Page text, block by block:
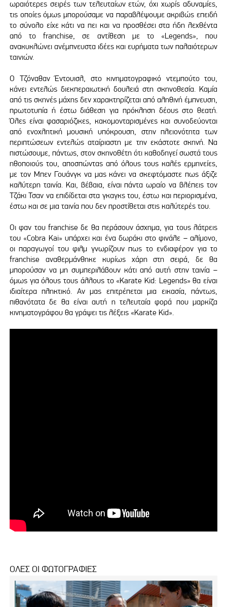
ωραιότερες σειρές των τελευταίων ετών, όχι χωρίς αδυναμίες,
τις οποίες όμως μπορούσαμε να παραβλέψουμε ακριβώς επειδή
το σύνολο είχε κάτι να πει και να προσθέσει στα ήδη λεχθέντα
από το franchise, σε αντίθεση με το «Legends», που
ανακυκλώνει ανέμπνευστα ιδέες και ευρήματα των παλαιότερων
ταινιών.
Ο Τζόναθαν Έντουισλ, στο κινηματογραφικό ντεμπούτο του,
κάνει εντελώς διεκπεραιωτική δουλειά στη σκηνοθεσία. Καμία
από τις σκηνές μάχης δεν χαρακτηρίζεται από αληθινή έμπνευση,
πρωτοτυπία ή έστω διάθεση για πρόκληση δέους στο θεατή.
Όλες είναι φασαριόζικες, κακομονταρισμένες και συνοδεύονται
από ενοχλητική μουσική υπόκρουση, στην πλειονότητα των
περιπτώσεων εντελώς αταίριαστη με την εκάστοτε σκηνή. Να
πιστώσουμε, πάντως, στον σκηνοθέτη ότι καθοδηγεί σωστά τους
ηθοποιούς του, αποσπώντας από όλους τους καλές ερμηνείες,
με τον Μπεν Γουάνγκ να μας κάνει να σκεφτόμαστε πως άξιζε
καλύτερη ταινία. Και, βέβαια, είναι πάντα ωραίο να βλέπεις τον
Τζάκι Τσαν να επιδίδεται στα γκαγκς του, έστω και περιορισμένα,
έστω και σε μια ταινία που δεν προστίθεται στις καλύτερές του.
Οι φαν του franchise δε θα περάσουν άσχημα, για τους λάτρεις
του «Cobra Kai» υπάρχει και ένα δωράκι στο φινάλε – αλίμονο,
οι παραγωγοί του φιλμ γνωρίζουν πως το ενδιαφέρον για το
franchise αναθερμάνθηκε κυρίως χάρη στη σειρά, δε θα
μπορούσαν να μη συμπεριλάβουν κάτι από αυτή στην ταινία –
όμως για όλους τους άλλους το «Karate Kid: Legends» θα είναι
ιδιαίτερα πληκτικό. Αν μας επιτρέπεται μια εικασία, πάντως,
πιθανότατα δε θα είναι αυτή η τελευταία φορά που μαρκίζα
κινηματογράφου θα γράψει τις λέξεις «Karate Kid».
ΟΛΕΣ ΟΙ ΦΩΤΟΓΡΑΦΙΕΣ